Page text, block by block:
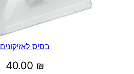
בסיס לאזיקונים
40.00 ₪